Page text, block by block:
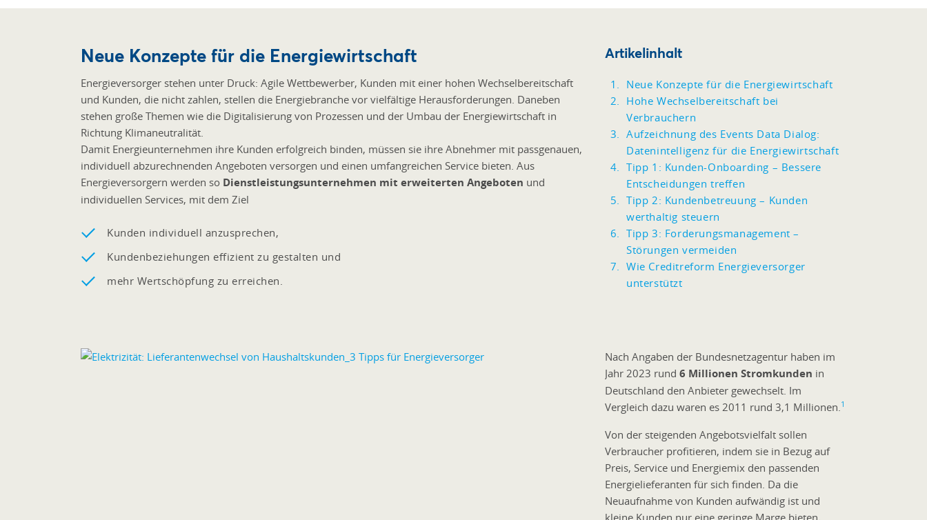
Neue Konzepte für die Energiewirtschaft
Energieversorger stehen unter Druck: Agile Wettbewerber, Kunden mit einer hohen Wechselbereitschaft
und Kunden, die nicht zahlen, stellen die Energiebranche vor vielfältige Herausforderungen. Daneben
stehen große Themen wie die Digitalisierung von Prozessen und der Umbau der Energiewirtschaft in
Richtung Klimaneutralität.
Damit Energieunternehmen ihre Kunden erfolgreich binden, müssen sie ihre Abnehmer mit passgenauen,
individuell abzurechnenden Angeboten versorgen und einen umfangreichen Service bieten. Aus
Energieversorgern werden so Dienstleistungsunternehmen mit erweiterten Angeboten und
individuellen Services, mit dem Ziel
Kunden individuell anzusprechen,
Kundenbeziehungen effizient zu gestalten und
mehr Wertschöpfung zu erreichen.
Artikelinhalt
Neue Konzepte für die Energiewirtschaft
Hohe Wechselbereitschaft bei
Verbrauchern
Aufzeichnung des Events Data Dialog:
Datenintelligenz für die Energiewirtschaft
Tipp 1: Kunden-Onboarding – Bessere
Entscheidungen treffen
Tipp 2: Kundenbetreuung – Kunden
werthaltig steuern
Tipp 3: Forderungsmanagement –
Störungen vermeiden
Wie Creditreform Energieversorger
unterstützt
Nach Angaben der Bundesnetzagentur haben im
Jahr 2023 rund 6 Millionen Stromkunden in
Deutschland den Anbieter gewechselt. Im
Vergleich dazu waren es 2011 rund 3,1 Millionen.1
Von der steigenden Angebotsvielfalt sollen
Verbraucher profitieren, indem sie in Bezug auf
Preis, Service und Energiemix den passenden
Energielieferanten für sich finden. Da die
Neuaufnahme von Kunden aufwändig ist und
kleine Kunden nur eine geringe Marge bieten,